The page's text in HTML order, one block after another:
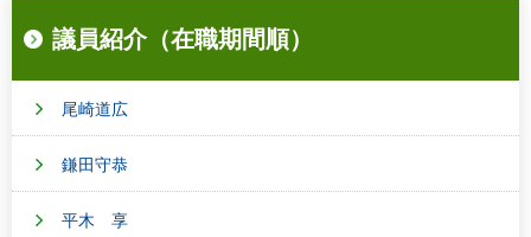
議員紹介（在職期間順）
尾崎道広
鎌田守恭
平木 享